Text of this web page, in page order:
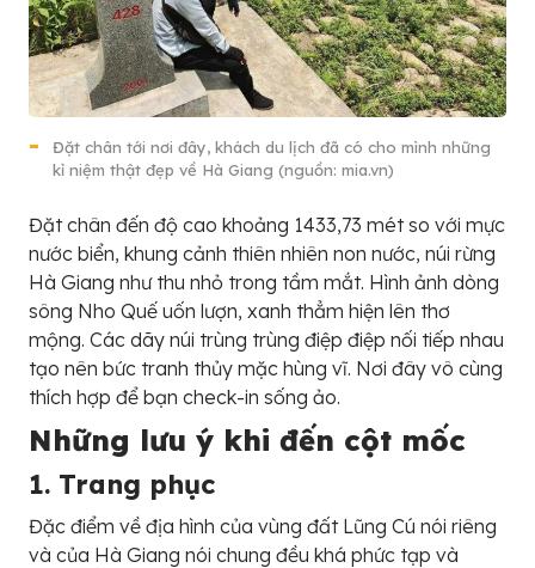
Đặt chân tới nơi đây, khách du lịch đã có cho mình những
kỉ niệm thật đẹp về Hà Giang (nguồn: mia.vn)
Đặt chân đến độ cao khoảng 1433,73 mét so với mực
nước biển, khung cảnh thiên nhiên non nước, núi rừng
Hà Giang như thu nhỏ trong tầm mắt. Hình ảnh dòng
sông Nho Quế uốn lượn, xanh thẳm hiện lên thơ
mộng. Các dãy núi trùng trùng điệp điệp nối tiếp nhau
tạo nên bức tranh thủy mặc hùng vĩ. Nơi đây vô cùng
thích hợp để bạn check-in sống ảo.
Những lưu ý khi đến cột mốc
1. Trang phục
Đặc điểm về địa hình của vùng đất Lũng Cú nói riêng
và của Hà Giang nói chung đều khá phức tạp và